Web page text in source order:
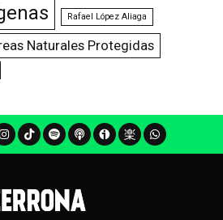
Rafael López Aliaga
Naturales Protegidas